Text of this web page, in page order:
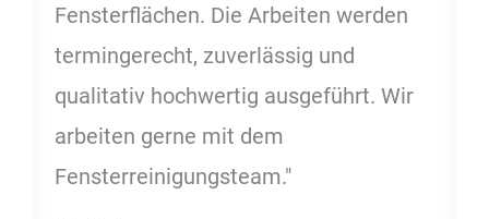
Fensterflächen. Die Arbeiten werden
termingerecht, zuverlässig und
qualitativ hochwertig ausgeführt. Wir
arbeiten gerne mit dem
Fensterreinigungsteam."